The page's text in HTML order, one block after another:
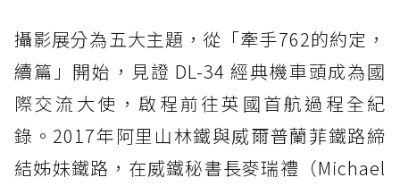
攝影展分為五大主題，從「牽手762的約定，
續篇」開始，見證 DL-34 經典機車頭成為國
際交流大使，啟程前往英國首航過程全紀
錄。2017年阿里山林鐵與威爾普蘭菲鐵路締
結姊妹鐵路，在威鐵秘書長麥瑞禮（Michael